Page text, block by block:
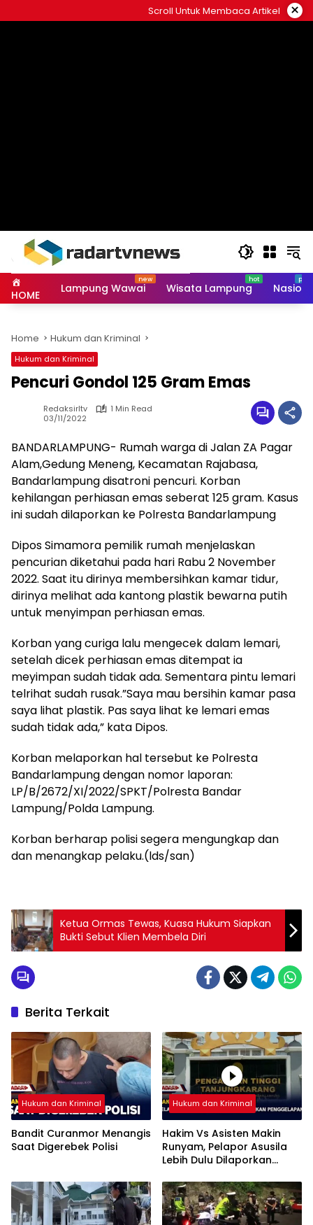
to
Scroll Untuk Membaca Artikel ×
HOME Lampung Wawai Wisata Lampung
Home Hukum dan Kriminal
Hukum dan Kriminal
Pencuri Gondol 125 Gram Emas
Redaksirltv
1 Min Read
03/11/2022
BANDARLAMPUNG- Rumah warga di Jalan ZA Pagar
Alam,Gedung Meneng, Kecamatan Rajabasa,
Bandarlampung disatroni pencuri. Korban
kehilangan perhiasan emas seberat 125 gram. Kasus
ini sudah dilaporkan ke Polresta Bandarlampung
Dipos Simamora pemilik rumah menjelaskan
pencurian diketahui pada hari Rabu 2 November
2022. Saat itu dirinya membersihkan kamar tidur,
dirinya melihat ada kantong plastik bewarna putih
untuk menyimpan perhiasan emas.
Korban yang curiga lalu mengecek dalam lemari,
setelah dicek perhiasan emas ditempat ia
meyimpan sudah tidak ada. Sementara pintu lemari
telrihat sudah rusak.”Saya mau bersihin kamar pasa
saya lihat plastik. Pas saya lihat ke lemari emas
sudah tidak ada,” kata Dipos.
Korban melaporkan hal tersebut ke Polresta
Bandarlampung dengan nomor laporan:
LP/B/2672/XI/2022/SPKT/Polresta Bandar
Lampung/Polda Lampung.
Korban berharap polisi segera mengungkap dan
dan menangkap pelaku.(lds/san)
Ketua Ormas Tewas, Kuasa Hukum Siapkan
Bukti Sebut Klien Membela Diri
Berita Terkait
Hukum dan Kriminal
Bandit Curanmor Menangis
Saat Digerebek Polisi
Hukum dan Kriminal
Hakim Vs Asisten Makin
Runyam, Pelapor Asusila
Lebih Dulu Dilaporkan